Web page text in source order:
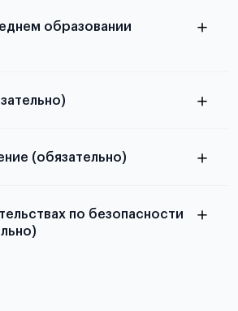
образовании
в статье.
(обязательно)
по безопасности